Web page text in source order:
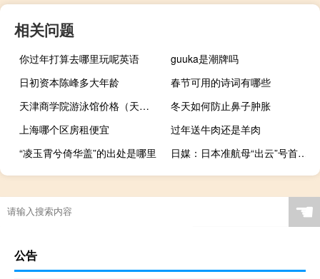
相关问题
你过年打算去哪里玩呢英语
guuka是潮牌吗
日初资本陈峰多大年龄
春节可用的诗词有哪些
天津商学院游泳馆价格（天津商学院游泳馆）
冬天如何防止鼻子肿胀
上海哪个区房租便宜
过年送牛肉还是羊肉
“凌玉霄兮倚华盖”的出处是哪里
日媒：日本准航母“出云”号首次停靠菲律宾首都自卫队官员言论“对准中国”
☚
公告